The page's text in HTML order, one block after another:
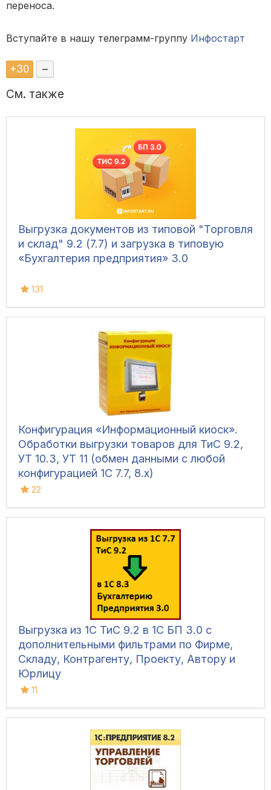
переноса.
Вступайте в нашу телеграмм-группу Инфостарт
+30 –
См. также
Выгрузка документов из типовой "Торговля
и склад" 9.2 (7.7) и загрузка в типовую
«Бухгалтерия предприятия» 3.0
131
Конфигурация «Информационный киоск».
Обработки выгрузки товаров для ТиС 9.2,
УТ 10.3, УТ 11 (обмен данными с любой
конфигурацией 1С 7.7, 8.х)
22
Выгрузка из 1С ТиС 9.2 в 1С БП 3.0 с
дополнительными фильтрами по Фирме,
Складу, Контрагенту, Проекту, Автору и
Юрлицу
11